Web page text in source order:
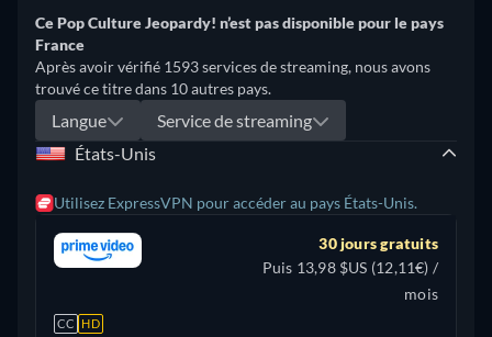
Ce Pop Culture Jeopardy! n’est pas disponible pour le pays
France
Après avoir vérifié 1593 services de streaming, nous avons
trouvé ce titre dans 10 autres pays.
Langue
Service de streaming
États-Unis
Utilisez ExpressVPN pour accéder au pays États-Unis.
CC HD
30 jours gratuits
Puis 13,98 $US (12,11€) /
mois